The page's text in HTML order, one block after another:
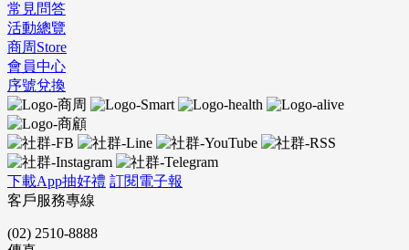
常見問答
活動總覽
商周Store
會員中心
序號兌換
下載App抽好禮 訂閱電子報
客戶服務專線
(02) 2510-8888